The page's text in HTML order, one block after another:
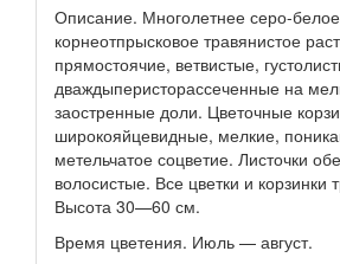
Описание. Многолетнее серо-белое
корнеотпрысковое травянистое
прямостоячие, ветвистые,
дваждыперисторассеченные на
заостренные доли. Цветочные
широкояйцевидные, мелкие,
метельчатое соцветие. Листочки
волосистые. Все цветки и корзинки
Высота 30—60 см.
Время цветения. Июль — август.